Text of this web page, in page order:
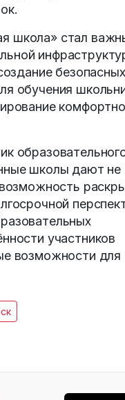
школа» стал
обучения
школы дают не
участников
возможности для